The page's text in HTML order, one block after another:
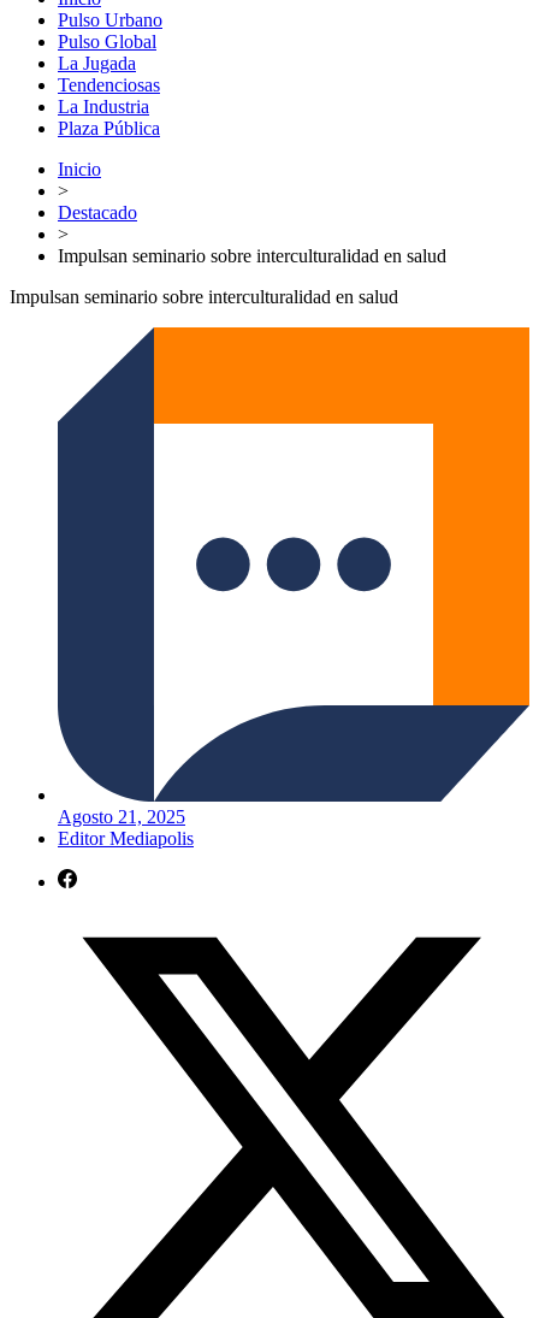
Pulso Urbano
Pulso Global
La Jugada
Tendenciosas
La Industria
Plaza Pública
Inicio
>
Destacado
>
Impulsan seminario sobre interculturalidad en salud
Impulsan seminario sobre interculturalidad en salud
Agosto 21, 2025
Editor Mediapolis